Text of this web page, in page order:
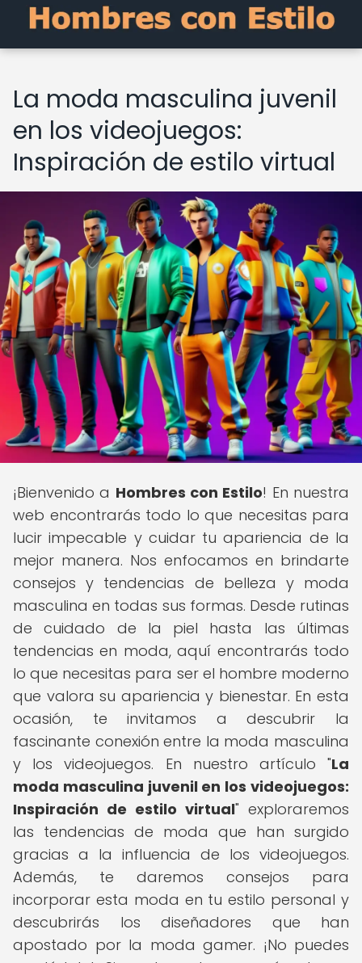
La moda masculina juvenil
en los videojuegos:
Inspiración de estilo virtual
¡Bienvenido a Hombres con Estilo! En nuestra
web encontrarás todo lo que necesitas para
lucir impecable y cuidar tu apariencia de la
mejor manera. Nos enfocamos en brindarte
consejos y tendencias de belleza y moda
masculina en todas sus formas. Desde rutinas
de cuidado de la piel hasta las últimas
tendencias en moda, aquí encontrarás todo
lo que necesitas para ser el hombre moderno
que valora su apariencia y bienestar. En esta
ocasión, te invitamos a descubrir la
fascinante conexión entre la moda masculina
y los videojuegos. En nuestro artículo "La
moda masculina juvenil en los videojuegos:
Inspiración de estilo virtual" exploraremos
las tendencias de moda que han surgido
gracias a la influencia de los videojuegos.
Además, te daremos consejos para
incorporar esta moda en tu estilo personal y
descubrirás los diseñadores que han
apostado por la moda gamer. ¡No puedes